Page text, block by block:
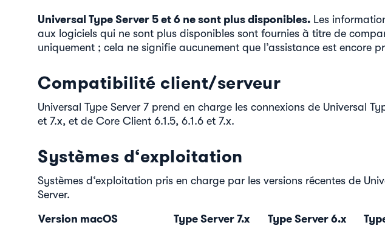
Universal Type Server 5 et 6 ne sont plus disponibles. Les
aux logiciels qui ne sont plus disponibles sont fournies à titre de
uniquement ; cela ne signifie aucunement que l’assistance est encore
Compatibilité client/serveur
Universal Type Server 7 prend en charge les connexions de Universal
et 7.x, et de Core Client 6.1.5, 6.1.6 et 7.x.
Systèmes d‘exploitation
Systèmes d‘exploitation pris en charge par les versions récentes de
Server.
Version macOS Type Server 7.x Type Server 6.x